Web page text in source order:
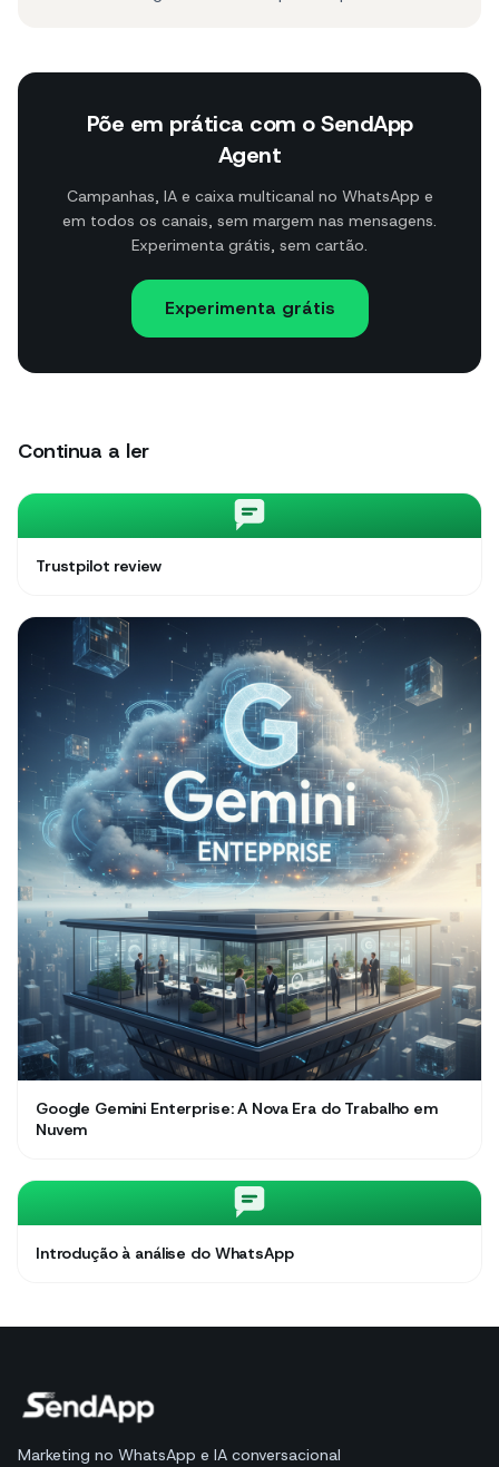
Põe em prática com o SendApp
Agent
Campanhas, IA e caixa multicanal no WhatsApp e
em todos os canais, sem margem nas mensagens.
Experimenta grátis, sem cartão.
Experimenta grátis
Continua a ler
Trustpilot review
Google Gemini Enterprise: A Nova Era do Trabalho em
Nuvem
Introdução à análise do WhatsApp
Marketing no WhatsApp e IA conversacional